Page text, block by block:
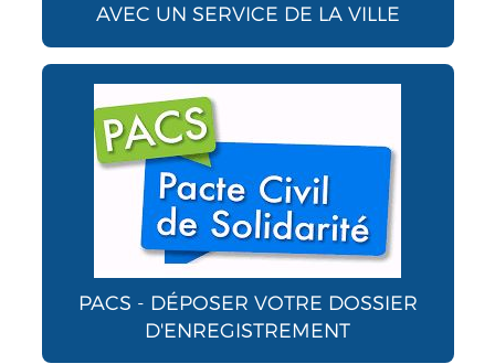
AVEC UN SERVICE DE LA VILLE
PACS - DÉPOSER VOTRE DOSSIER
D'ENREGISTREMENT